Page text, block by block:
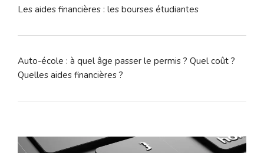
Les aides financières : les bourses étudiantes
Auto-école : à quel âge passer le permis ? Quel coût ?
Quelles aides financières ?